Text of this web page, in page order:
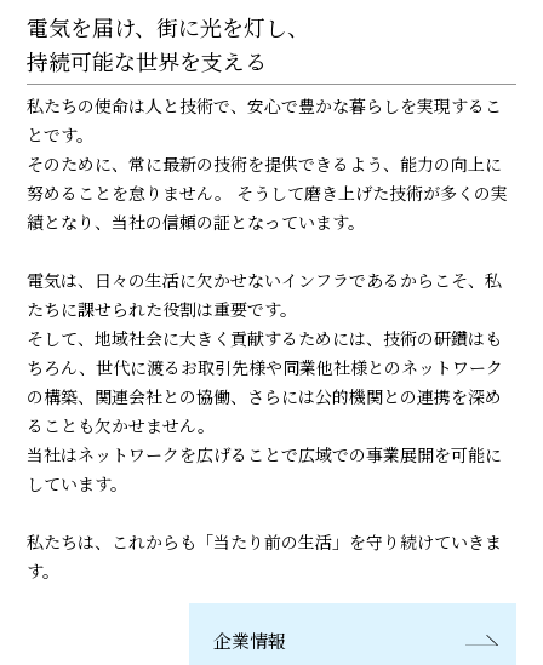
電気を届け、街に光を灯し、
持続可能な世界を支える
私たちの使命は人と技術で、安心で豊かな暮らしを実現するこ
とです。
そのために、常に最新の技術を提供できるよう、能力の向上に
努めることを怠りません。 そうして磨き上げた技術が多くの実
績となり、当社の信頼の証となっています。
電気は、日々の生活に欠かせないインフラであるからこそ、私
たちに課せられた役割は重要です。
そして、地域社会に大きく貢献するためには、技術の研鑽はも
ちろん、世代に渡るお取引先様や同業他社様とのネットワーク
の構築、関連会社との協働、さらには公的機関との連携を深め
ることも欠かせません。
当社はネットワークを広げることで広域での事業展開を可能に
しています。
私たちは、これからも「当たり前の生活」を守り続けていきま
す。
企業情報